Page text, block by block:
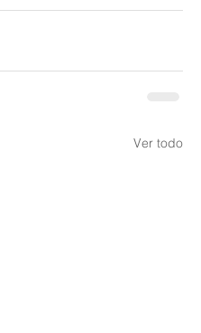
Ver todo